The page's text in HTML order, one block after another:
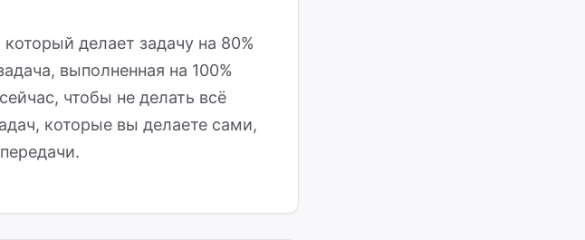
делает задачу на 80%
выполненная на 100%
чтобы не делать всё
которые вы делаете сами,